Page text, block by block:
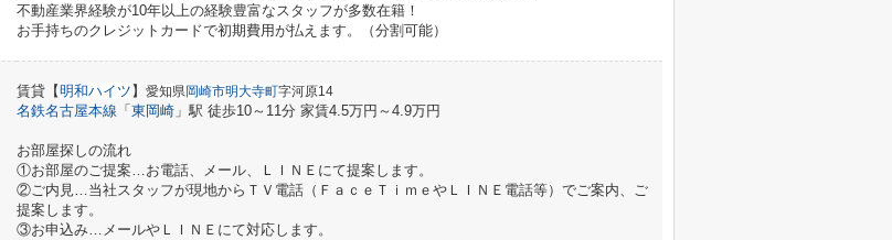
不動産業界経験が10年以上の経験豊富なスタッフが多数在籍！
お手持ちのクレジットカードで初期費用が払えます。（分割可能）
賃貸【明和ハイツ 】 愛知県岡崎市明大寺町字河原14
名鉄名古屋本線 「 東岡崎 」駅 徒歩10～11分 家賃4.5万円～4.9万円
お部屋探しの流れ
①お部屋のご提案…お電話、メール、ＬＩＮＥにて提案します。
②ご内見…当社スタッフが現地からＴＶ電話（ＦａｃｅＴｉｍｅやＬＩＮＥ電話等）でご案内、ご
提案します。
③お申込み…メールやＬＩＮＥにて対応します。